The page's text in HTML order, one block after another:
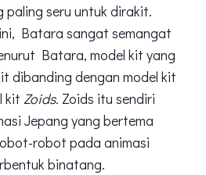
paling seru untuk dirakit.
Batara sangat semangat
Batara, model kit yang
dibanding dengan model kit
kit Zoids. Zoids itu sendiri
Jepang yang bertema
robot pada animasi
binatang.